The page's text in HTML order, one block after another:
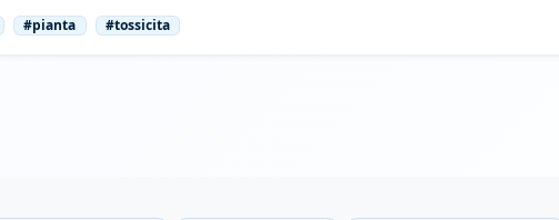
#pianta #tossicita